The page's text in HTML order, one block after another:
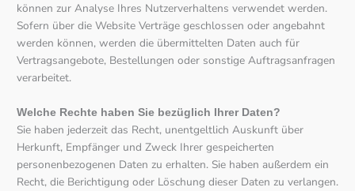
können zur Analyse Ihres Nutzerverhaltens verwendet werden.
Sofern über die Website Verträge geschlossen oder angebahnt
werden können, werden die übermittelten Daten auch für
Vertragsangebote, Bestellungen oder sonstige Auftragsanfragen
verarbeitet.
Welche Rechte haben Sie bezüglich Ihrer Daten?
Sie haben jederzeit das Recht, unentgeltlich Auskunft über
Herkunft, Empfänger und Zweck Ihrer gespeicherten
personenbezogenen Daten zu erhalten. Sie haben außerdem ein
Recht, die Berichtigung oder Löschung dieser Daten zu verlangen.